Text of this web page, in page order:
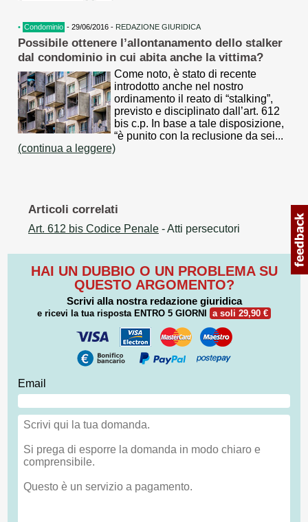
• Condominio - 29/06/2016 - REDAZIONE GIURIDICA
Possibile ottenere l’allontanamento dello stalker
dal condominio in cui abita anche la vittima?
Come noto, è stato di recente
introdotto anche nel nostro
ordinamento il reato di “stalking”,
previsto e disciplinato dall’art. 612
bis c.p. In base a tale disposizione,
“è punito con la reclusione da sei...
(continua a leggere)
Articoli correlati
Art. 612 bis Codice Penale - Atti persecutori
HAI UN DUBBIO O UN PROBLEMA SU
QUESTO ARGOMENTO?
Scrivi alla nostra redazione giuridica
e ricevi la tua risposta ENTRO 5 GIORNI a soli 29,90 €
Email